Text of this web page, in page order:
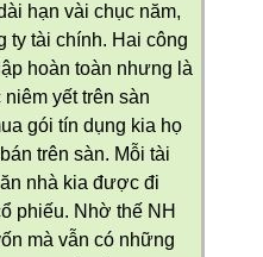
hạn vài chục năm,
ty tài chính. Hai công
hoàn toàn nhưng là
yết trên sàn
gói tín dụng kia họ
trên sàn. Mỗi tài
nhà kia được đi
phiếu. Nhờ thế NH
mà vẫn có những